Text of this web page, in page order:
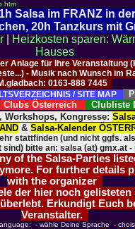
Salsa im FRANZ in
20h Tanzkurs mit
|
Heizkosten sparen:
Hauses
Anlage für Ihre Veranstaltung
- Musik nach Wunsch im
0163-888 7445
/ SITE MAP
Clubs Österreich Clubliste
Workshops, Kongresse:
& Salsa-Kalender
stattfinden (und nicht ggfs.
sind) bitte an: salsa (at) gmx.at -
of the Salsa-Parties
For further details
with the organizer
der hier noch gelisteten
Erkundigt Euch
Veranstalter.
- wähle Deine Sprache -